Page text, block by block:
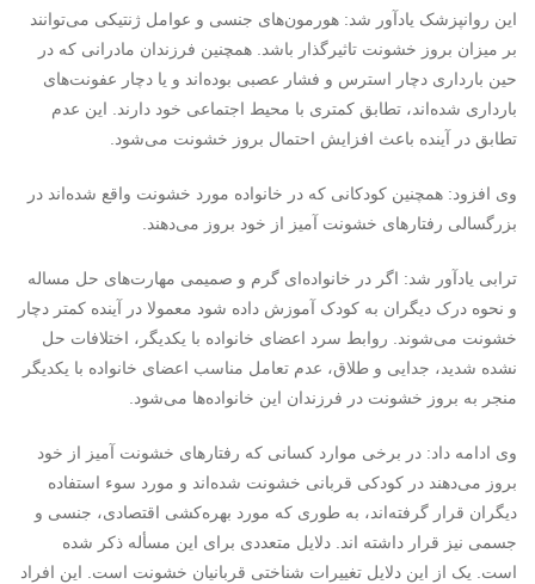
این روانپزشک یادآور شد: هورمون‌های جنسی و عوامل ژنتیکی می‌توانند
بر میزان بروز خشونت تاثیرگذار باشد. همچنین فرزندان مادرانی که در
حین بارداری دچار استرس و فشار عصبی بوده‌اند و یا دچار عفونت‌های
بارداری شده‌اند، تطابق کمتری با محیط اجتماعی خود دارند. این عدم
تطابق در آینده باعث افزایش احتمال بروز خشونت می‌شود.
وی افزود: همچنین کودکانی که در خانواده مورد خشونت واقع شده‌اند در
بزرگسالی رفتارهای خشونت آمیز از خود بروز می‌دهند.
ترابی یادآور شد: اگر در خانواده‌ای گرم و صمیمی مهارت‌های حل مساله
و نحوه درک دیگران به کودک آموزش داده شود معمولا در آینده کمتر دچار
خشونت می‌شوند. روابط سرد اعضای خانواده با یکدیگر، اختلافات حل
نشده شدید، جدایی و طلاق، عدم تعامل مناسب اعضای خانواده با یکدیگر
منجر به بروز خشونت در فرزندان این خانواده‌ها می‌شود.
وی ادامه داد: در برخی موارد کسانی که رفتارهای خشونت آمیز از خود
بروز می‌دهند در کودکی قربانی خشونت شده‌اند و مورد سوء استفاده
دیگران قرار گرفته‌اند، به طوری که مورد بهره‌کشی اقتصادی، جنسی و
جسمی نیز قرار داشته اند. دلایل متعددی برای این مسأله ذکر شده
است. یک از این دلایل تغییرات شناختی قربانیان خشونت است. این افراد